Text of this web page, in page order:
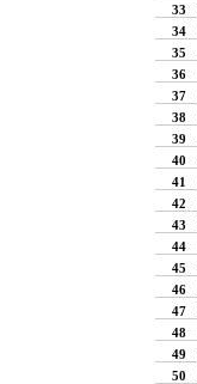
33
34
35
36
37
38
39
40
41
42
43
44
45
46
47
48
49
50